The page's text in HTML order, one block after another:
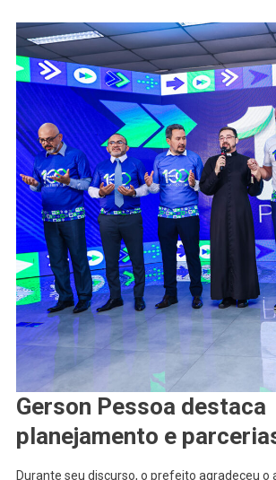
Gerson Pessoa destaca
planejamento e
Durante seu discurso, o prefeito agradeceu o